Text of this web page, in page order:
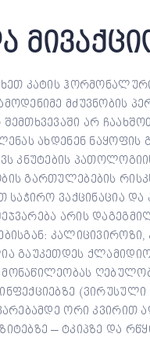
კატის
მძუვნობის
არ
ახდენენ ნაყოფის
კნუტების
გართულებების
საჭირო ვაქცინაცია
არის
გაუკეთდეს
ორი კვირით
– ტკიპზე და